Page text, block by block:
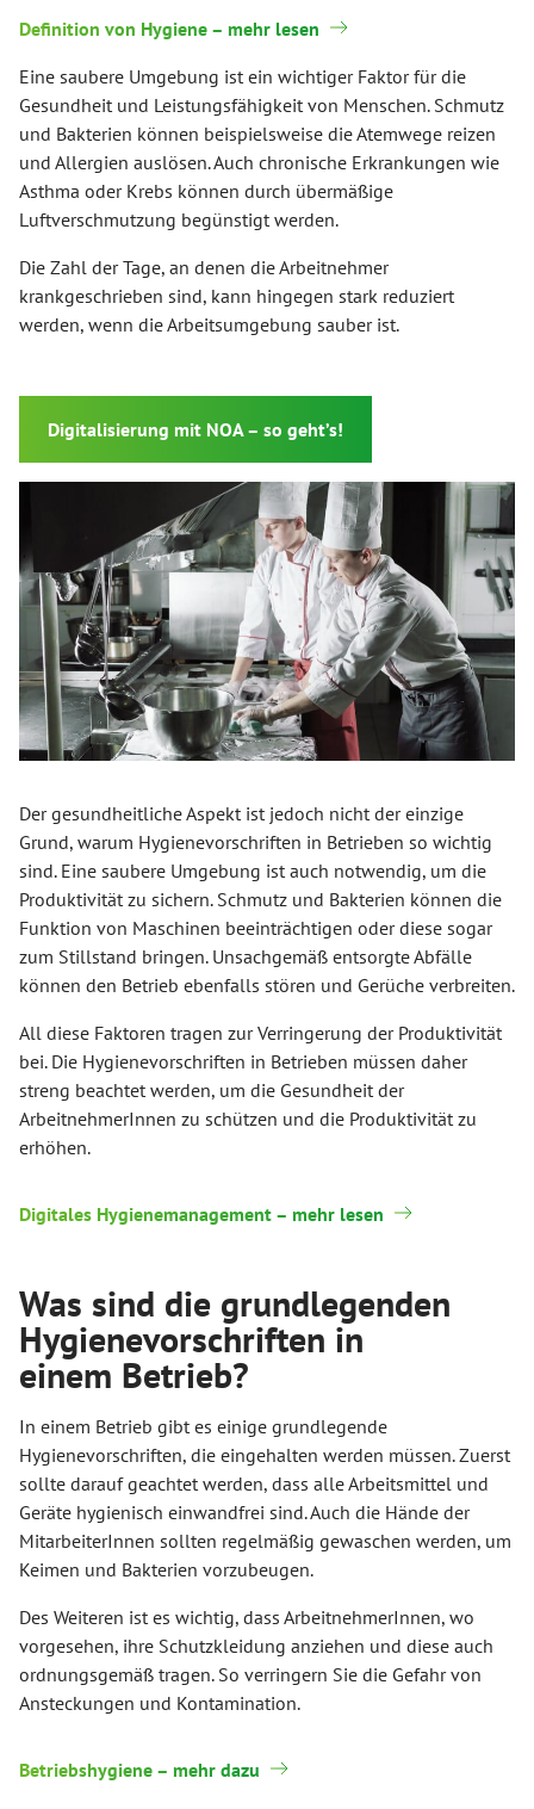
Definition von Hygiene – mehr lesen
Eine saubere Umgebung ist ein wichtiger Faktor für die
Gesundheit und Leistungsfähigkeit von Menschen. Schmutz
und Bakterien können beispielsweise die Atemwege reizen
und Allergien auslösen. Auch chronische Erkrankungen wie
Asthma oder Krebs können durch übermäßige
Luftverschmutzung begünstigt werden.
Die Zahl der Tage, an denen die Arbeitnehmer
krankgeschrieben sind, kann hingegen stark reduziert
werden, wenn die Arbeitsumgebung sauber ist.
Digitalisierung mit NOA – so geht’s!
Der gesundheitliche Aspekt ist jedoch nicht der einzige
Grund, warum Hygienevorschriften in Betrieben so wichtig
sind. Eine saubere Umgebung ist auch notwendig, um die
Produktivität zu sichern. Schmutz und Bakterien können die
Funktion von Maschinen beeinträchtigen oder diese sogar
zum Stillstand bringen. Unsachgemäß entsorgte Abfälle
können den Betrieb ebenfalls stören und Gerüche verbreiten.
All diese Faktoren tragen zur Verringerung der Produktivität
bei. Die Hygienevorschriften in Betrieben müssen daher
streng beachtet werden, um die Gesundheit der
ArbeitnehmerInnen zu schützen und die Produktivität zu
erhöhen.
Digitales Hygienemanagement – mehr lesen
Was sind die grundlegenden
Hygienevorschriften in
einem Betrieb?
In einem Betrieb gibt es einige grundlegende
Hygienevorschriften, die eingehalten werden müssen. Zuerst
sollte darauf geachtet werden, dass alle Arbeitsmittel und
Geräte hygienisch einwandfrei sind. Auch die Hände der
MitarbeiterInnen sollten regelmäßig gewaschen werden, um
Keimen und Bakterien vorzubeugen.
Des Weiteren ist es wichtig, dass ArbeitnehmerInnen, wo
vorgesehen, ihre Schutzkleidung anziehen und diese auch
ordnungsgemäß tragen. So verringern Sie die Gefahr von
Ansteckungen und Kontamination.
Betriebshygiene – mehr dazu